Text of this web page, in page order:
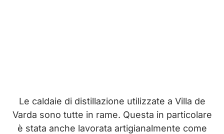
Le caldaie di distillazione utilizzate a Villa de
Varda sono tutte in rame. Questa in particolare
è stata anche lavorata artigianalmente come